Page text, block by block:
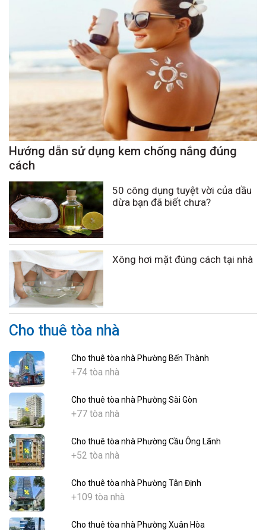
Hướng dẫn sử dụng kem chống nắng đúng
cách
50 công dụng tuyệt vời của dầu
dừa bạn đã biết chưa?
Xông hơi mặt đúng cách tại nhà
Cho thuê tòa nhà
Cho thuê tòa nhà Phường Bến Thành
+74 tòa nhà
Cho thuê tòa nhà Phường Sài Gòn
+77 tòa nhà
Cho thuê tòa nhà Phường Cầu Ông Lãnh
+52 tòa nhà
Cho thuê tòa nhà Phường Tân Định
+109 tòa nhà
Cho thuê tòa nhà Phường Xuân Hòa